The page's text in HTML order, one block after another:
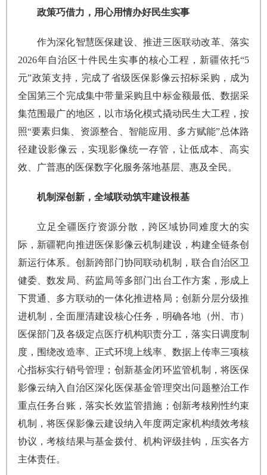
政策巧借力，用心用情办好民生实事
作为深化智慧医保建设、推进三医联动改革、落实
2026年自治区十件民生实事的核心工程，新疆依托“5
元”政策支持，完成了省级医保影像云招标采购，成为
全国第三个完成集中带量采购且中标金额最低、数据采
集范围最广的地区，以市场化模式撬动民生大工程，按
照“要素归集、资源整合、智能应用、多方赋能”总体路
径建设影像云，实现影像统一存管，让低成本、高实
效、广普惠的医保数字化服务落地基层、惠及全民。
机制深创新，全域联动筑牢建设根基
立足全疆医疗资源分散，跨区域协同难度大的实
际，新疆靶向推进医保影像云机制建设，构建全链条创
新运行体系。创新跨部门协同联动机制，联合自治区卫
健委、数发局、药监局等多部门出台工作方案，形成上
下贯通、多方联动的一体化推进格局；创新分层分级推
进机制，全面厘清建设核心任务，明确各地（州、市）
医保部门及各级定点医疗机构职责分工，落实日调度制
度，围绕改造率、正式环境上线率、数据上传率三项核
心指标实行销号管理；创新基金闭环监管机制，将医保
影像云纳入自治区深化医保基金管理突出问题整治工作
重点任务台账，落实长效监管措施；创新考核刚性约束
机制，将医保影像云建设纳入年度两定家机构绩效考核
协议，考核结果与基金拨付、机构评级挂钩，压实各方
主体责任。